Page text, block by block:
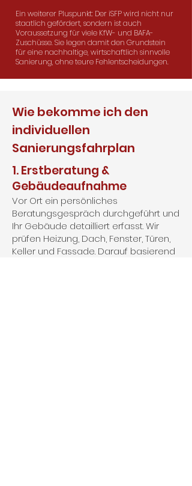
Ein weiterer Pluspunkt: Der iSFP wird nicht nur
staatlich gefördert, sondern ist auch
Voraussetzung für viele KfW- und BAFA-
Zuschüsse. Sie legen damit den Grundstein
für eine nachhaltige, wirtschaftlich sinnvolle
Sanierung, ohne teure Fehlentscheidungen.
Wie bekomme ich den
individuellen
Sanierungsfahrplan
1. Erstberatung &
Gebäudeaufnahme
Vor Ort ein persönliches
Beratungsgespräch durchgeführt und
Ihr Gebäude detailliert erfasst. Wir
prüfen Heizung, Dach, Fenster, Türen,
Keller und Fassade. Darauf basierend